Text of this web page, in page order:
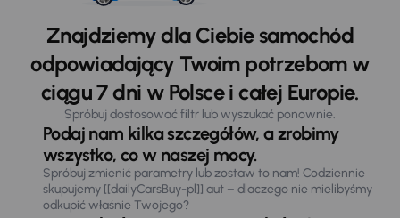
Znajdziemy dla Ciebie samochód
odpowiadający Twoim potrzebom w
ciągu 7 dni w Polsce i całej Europie.
Spróbuj dostosować filtr lub wyszukać ponownie.
Podaj nam kilka szczegółów, a zrobimy
wszystko, co w naszej mocy.
Spróbuj zmienić parametry lub zostaw to nam! Codziennie
skupujemy [[dailyCarsBuy-pl]] aut – dlaczego nie mielibyśmy
odkupić właśnie Twojego?